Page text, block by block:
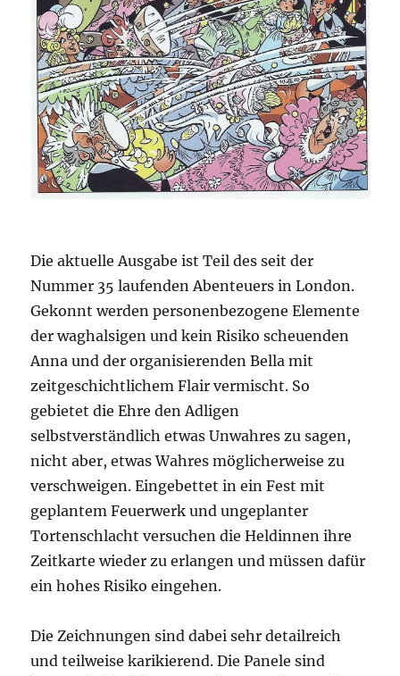
Die aktuelle Ausgabe ist Teil des seit der
Nummer 35 laufenden Abenteuers in London.
Gekonnt werden personenbezogene Elemente
der waghalsigen und kein Risiko scheuenden
Anna und der organisierenden Bella mit
zeitgeschichtlichem Flair vermischt. So
gebietet die Ehre den Adligen
selbstverständlich etwas Unwahres zu sagen,
nicht aber, etwas Wahres möglicherweise zu
verschweigen. Eingebettet in ein Fest mit
geplantem Feuerwerk und ungeplanter
Tortenschlacht versuchen die Heldinnen ihre
Zeitkarte wieder zu erlangen und müssen dafür
ein hohes Risiko eingehen.
Die Zeichnungen sind dabei sehr detailreich
und teilweise karikierend. Die Panele sind